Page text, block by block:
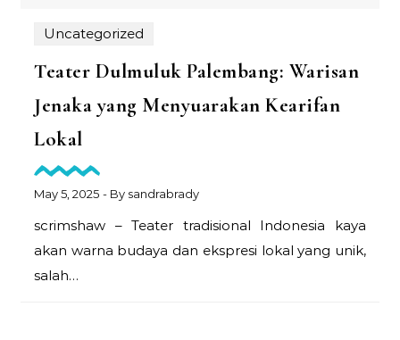
Uncategorized
Teater Dulmuluk Palembang: Warisan
Jenaka yang Menyuarakan Kearifan
Lokal
May 5, 2025 - By sandrabrady
scrimshaw – Teater tradisional Indonesia kaya
akan warna budaya dan ekspresi lokal yang unik,
salah…